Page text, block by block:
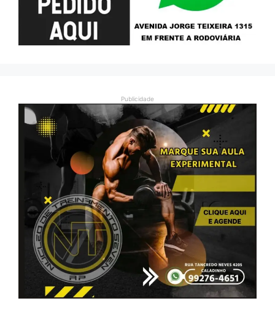
Publicidade